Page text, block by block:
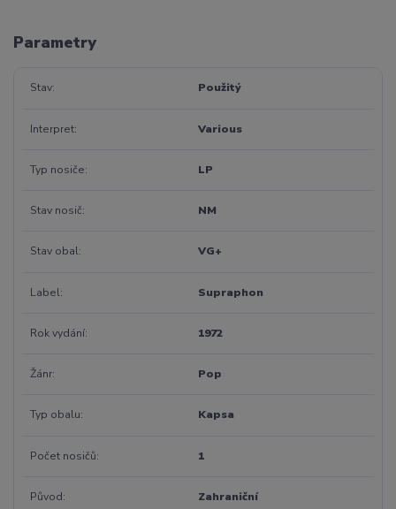
Parametry
Stav Použitý
Interpret Various
Typ nosiče LP
Stav nosič NM
Stav obal VG+
Label Supraphon
Rok vydání 1972
Žánr Pop
Typ obalu Kapsa
Počet nosičů 1
Původ Zahraniční